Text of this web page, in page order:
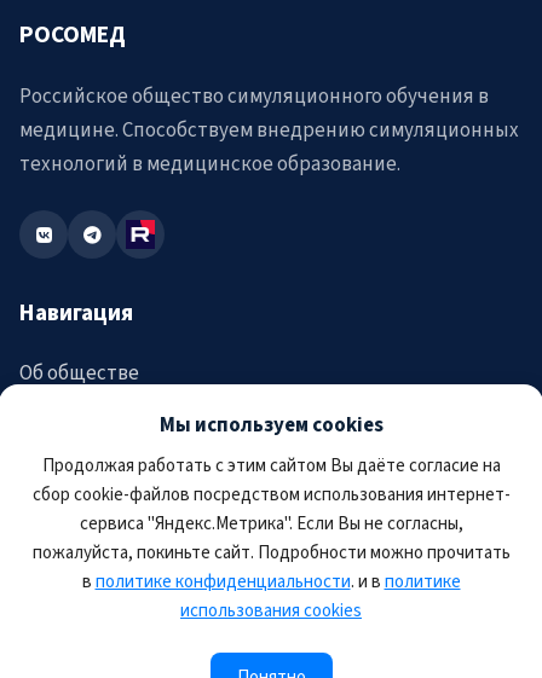
Мы используем cookies
Продолжая работать с этим сайтом Вы даёте согласие на
сбор cookie-файлов посредством использования интернет-
сервиса "Яндекс.Метрика". Если Вы не согласны,
пожалуйста, покиньте сайт. Подробности можно прочитать
вполитике конфиденциальности. и вполитике
использования cookies
РОСОМЕД
Российское общество симуляционного обучения в
медицине. Способствуем внедрению симуляционных
технологий в медицинское образование.
Навигация
Об обществе
Аккредитация
Новости
Журнал